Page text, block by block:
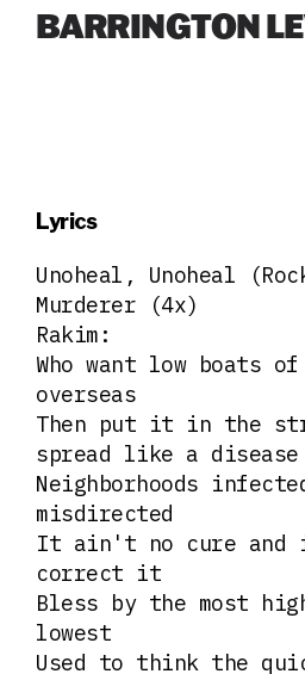
BARRINGTON
Lyrics
Unoheal, Unoheal
Murderer (4x)
Rakim:
Who want low boats
overseas
Then put it in the
spread like a disease
Neighborhoods
misdirected
It ain't no cure and
correct it
Bless by the most
lowest
Used to think the